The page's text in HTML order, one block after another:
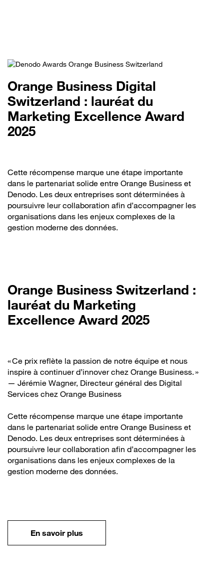
Orange Business Digital
Switzerland : lauréat du
Marketing Excellence Award
2025
Cette récompense marque une étape importante
dans le partenariat solide entre Orange Business et
Denodo. Les deux entreprises sont déterminées à
poursuivre leur collaboration afin d’accompagner les
organisations dans les enjeux complexes de la
gestion moderne des données.
Orange Business Switzerland :
lauréat du Marketing
Excellence Award 2025
« Ce prix reflète la passion de notre équipe et nous
inspire à continuer d’innover chez Orange Business. »
— Jérémie Wagner, Directeur général des Digital
Services chez Orange Business
Cette récompense marque une étape importante
dans le partenariat solide entre Orange Business et
Denodo. Les deux entreprises sont déterminées à
poursuivre leur collaboration afin d’accompagner les
organisations dans les enjeux complexes de la
gestion moderne des données.
En savoir plus